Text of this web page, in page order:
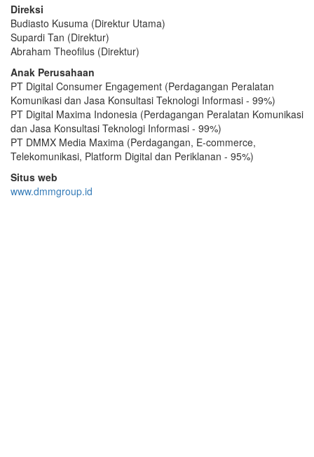
Direksi
Budiasto Kusuma (Direktur Utama)
Supardi Tan (Direktur)
Abraham Theofilus (Direktur)
Anak Perusahaan
PT Digital Consumer Engagement (Perdagangan Peralatan
Komunikasi dan Jasa Konsultasi Teknologi Informasi - 99%)
PT Digital Maxima Indonesia (Perdagangan Peralatan Komunikasi
dan Jasa Konsultasi Teknologi Informasi - 99%)
PT DMMX Media Maxima (Perdagangan, E-commerce,
Telekomunikasi, Platform Digital dan Periklanan - 95%)
Situs web
www.dmmgroup.id